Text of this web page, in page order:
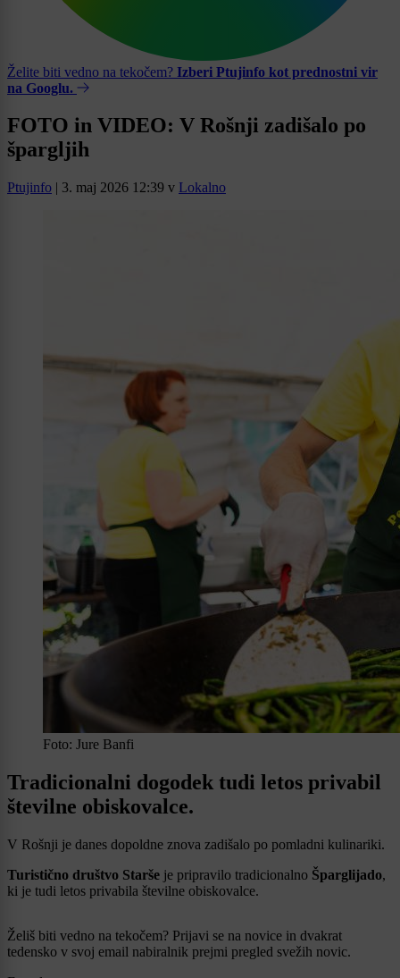
Želite biti vedno na tekočem? Izberi Ptujinfo kot prednostni vir
na Googlu.
FOTO in VIDEO: V Rošnji zadišalo po
špargljih
Ptujinfo | 3. maj 2026 12:39 v Lokalno
Foto: Jure Banfi
Tradicionalni dogodek tudi letos privabil
številne obiskovalce.
V Rošnji je danes dopoldne znova zadišalo po pomladni kulinariki.
Turistično društvo Starše je pripravilo tradicionalno Šparglijado,
ki je tudi letos privabila številne obiskovalce.
Želiš biti vedno na tekočem? Prijavi se na novice in dvakrat
tedensko v svoj email nabiralnik prejmi pregled svežih novic.